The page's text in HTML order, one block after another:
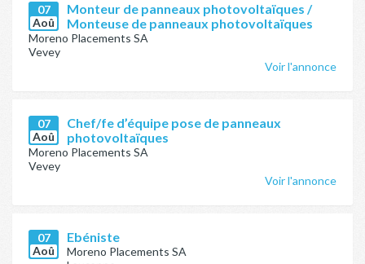
07
Aoû
Monteur de panneaux photovoltaïques /
Monteuse de panneaux photovoltaïques
Moreno Placements SA
Vevey
Voir l'annonce
07
Aoû
Chef/fe d’équipe pose de panneaux
photovoltaïques
Moreno Placements SA
Vevey
Voir l'annonce
07
Aoû
Ebéniste
Moreno Placements SA